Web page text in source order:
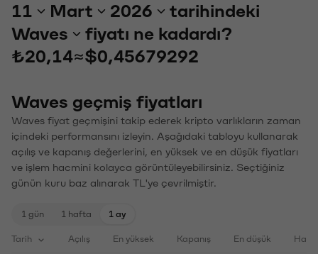
11 Mart 2026
tarihindeki
Waves
fiyatı ne kadardı?
₺20,14≈$0,45679292
Waves geçmiş fiyatları
Waves fiyat geçmişini takip ederek kripto varlıkların zaman
içindeki performansını izleyin. Aşağıdaki tabloyu kullanarak
açılış ve kapanış değerlerini, en yüksek ve en düşük fiyatları
ve işlem hacmini kolayca görüntüleyebilirsiniz. Seçtiğiniz
günün kuru baz alınarak TL'ye çevrilmiştir.
1 gün 1 hafta 1 ay
Tarih Açılış En yüksek Kapanış En düşük